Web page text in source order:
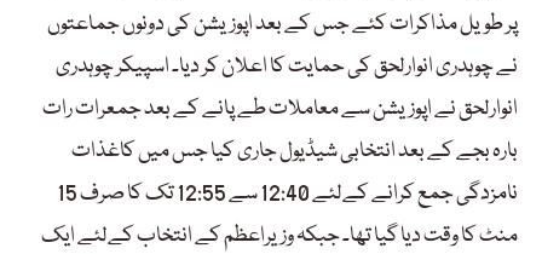
پر طویل مذاکرات کئے جس کے بعد اپوزیشن کی دونوں جماعتوں
نے چوہدری انوارلحق کی حمایت کا اعلان کر دیا۔ اسپیکر چوہدری
انوارلحق نے اپوزیشن سے معاملات طے پانے کے بعد جمعرات رات
بارہ بجے کے بعد انتخابی شیڈیول جاری کیا جس میں کاغذات
نامزدگی جمع کرانے کےلئے 12:40 سے 12:55 تک کا صرف 15
منٹ کا وقت دیا گیا تھا۔ جبکہ وزیراعظم کے انتخاب کےلئے ایک